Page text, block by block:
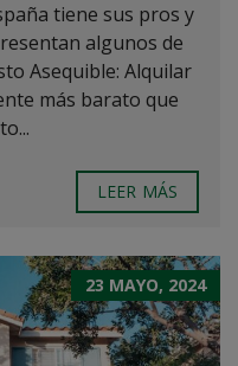
tiene sus pros y
algunos de
Asequible: Alquilar
más barato que
LEER MÁS
23 MAYO, 2024